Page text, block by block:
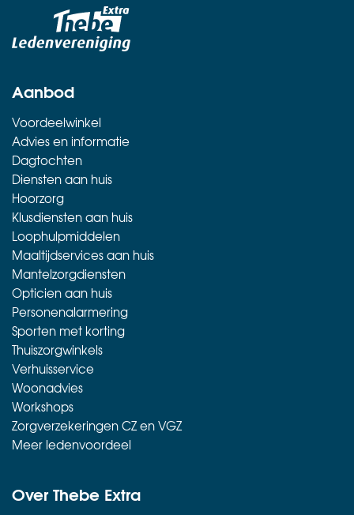
Aanbod
Voordeelwinkel
Advies en informatie
Dagtochten
Diensten aan huis
Hoorzorg
Klusdiensten aan huis
Loophulpmiddelen
Maaltijdservices aan huis
Mantelzorgdiensten
Opticien aan huis
Personenalarmering
Sporten met korting
Thuiszorgwinkels
Verhuisservice
Woonadvies
Workshops
Zorgverzekeringen CZ en VGZ
Meer ledenvoordeel
Over Thebe Extra